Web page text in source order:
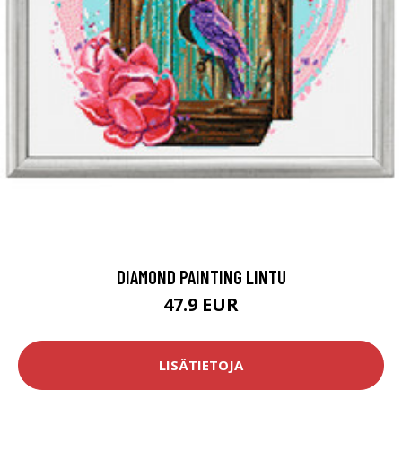
DIAMOND PAINTING LINTU
47.9 EUR
LISÄTIETOJA